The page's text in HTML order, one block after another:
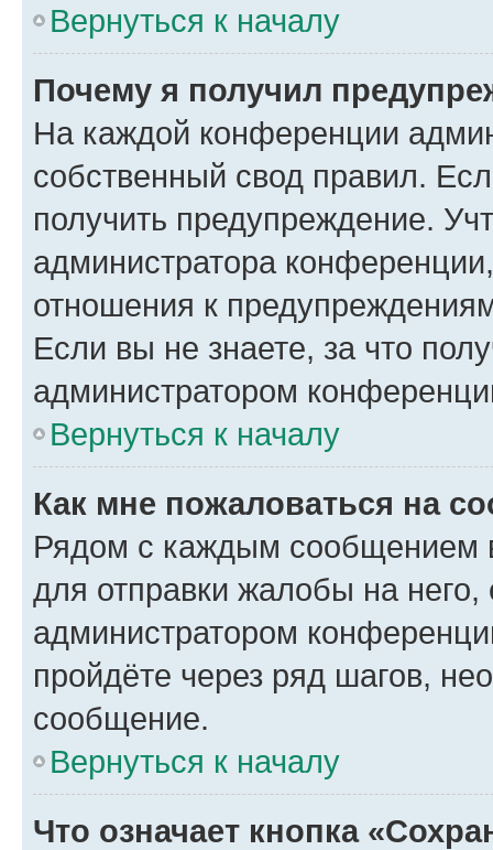
Вернуться к началу
Почему я получил
На каждой конференции
собственный свод правил.
получить предупреждение.
администратора
отношения к
Если вы не знаете, за что
администратором
Вернуться к началу
Как мне пожаловаться на
Рядом с каждым сообщением
для отправки жалобы на
администратором
пройдёте через ряд шагов,
сообщение.
Вернуться к началу
Что означает кнопка